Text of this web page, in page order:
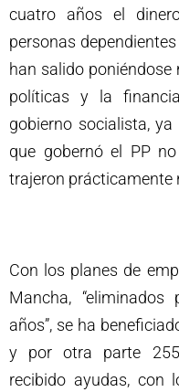
cuatro años el
personas
han salido
políticas y la
gobierno socialista,
que gobernó el PP
trajeron prácticamente
Con los planes de
Mancha,
años”, se ha
y por otra parte 255
recibido ayudas, con